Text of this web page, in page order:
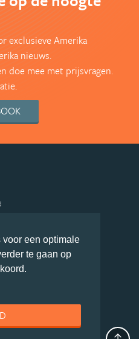
een optimale
te gaan op
exclusieve Amerika
nieuws.
doe mee met prijsvragen.
Disclaimer
Cookies